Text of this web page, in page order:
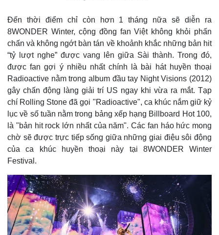
Thế giới
Quan sát
Cuộc sống đó đây
Hồ sơ
Multimedia
Video
Ảnh
E-Magazine
Infographic
Đến thời điểm chỉ còn hơn 1 tháng nữa sẽ diễn ra
8WONDER Winter, cộng đồng fan Việt không khỏi phấn
chấn và không ngớt bàn tán về khoảnh khắc những bản hit
“tỷ lượt nghe” được vang lên giữa Sài thành. Trong đó,
được fan gợi ý nhiều nhất chính là bài hát huyền thoại
Radioactive nằm trong album đầu tay Night Visions (2012)
gây chấn động làng giải trí US ngay khi vừa ra mắt. Tạp
chí Rolling Stone đã gọi "Radioactive", ca khúc nắm giữ kỷ
lục về số tuần nằm trong bảng xếp hạng Billboard Hot 100,
là "bản hit rock lớn nhất của năm". Các fan háo hức mong
chờ sẽ được trực tiếp sống giữa những giai điệu sôi động
của ca khúc huyền thoại này tại 8WONDER Winter
Festival.